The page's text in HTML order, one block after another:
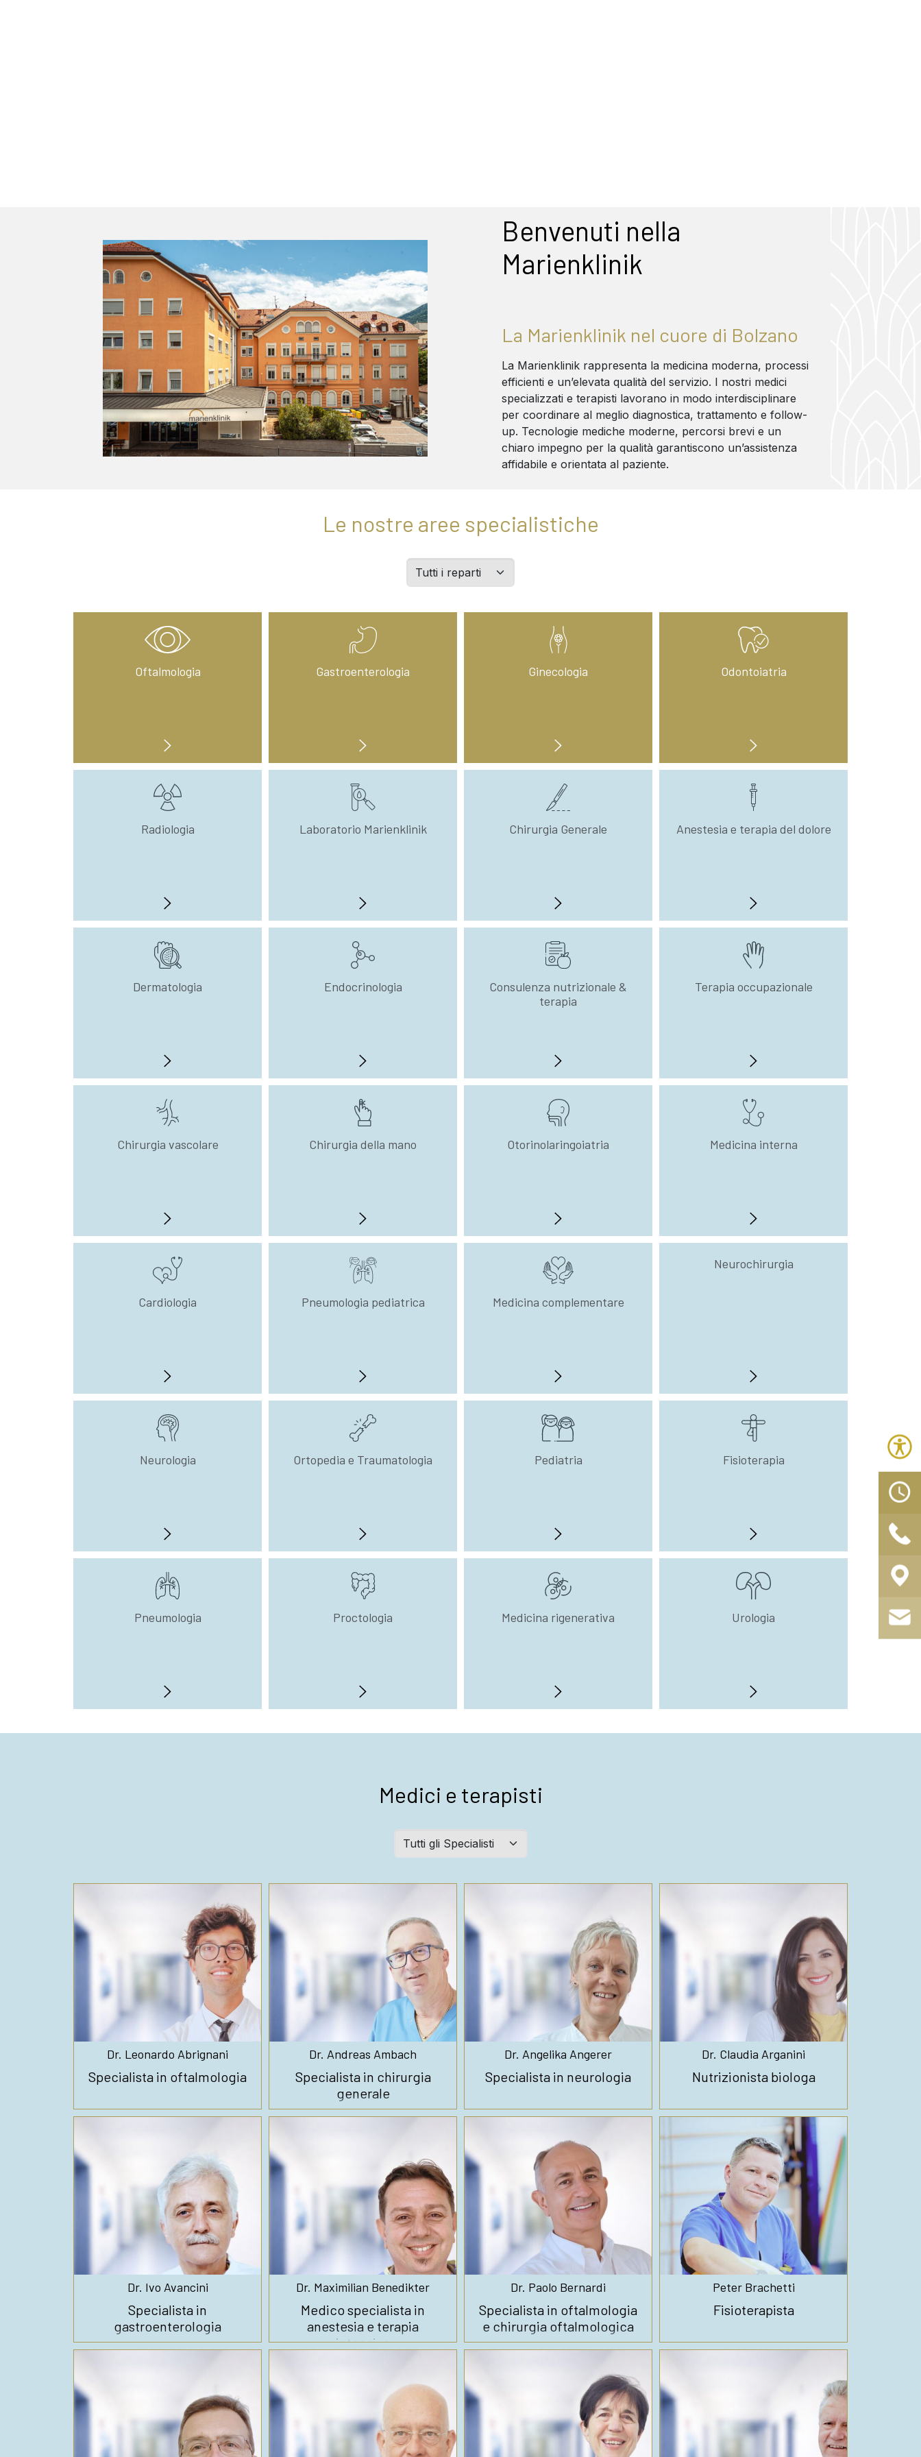
Benvenuti nella
Marienklinik
La Marienklinik nel cuore di Bolzano
La Marienklinik rappresenta la medicina moderna, processi
efficienti e un’elevata qualità del servizio. I nostri medici
specializzati e terapisti lavorano in modo interdisciplinare
per coordinare al meglio diagnostica, trattamento e follow-
up. Tecnologie mediche moderne, percorsi brevi e un
chiaro impegno per la qualità garantiscono un’assistenza
affidabile e orientata al paziente.
Le nostre aree specialistiche
Filtern
Sie
nach
Oftalmologia Gastroenterologia Ginecologia Odontoiatria
Radiologia Laboratorio Marienklinik Chirurgia Generale Anestesia e terapia del dolore
Dermatologia Endocrinologia
Consulenza nutrizionale &
terapia
Terapia occupazionale
Chirurgia vascolare Chirurgia della mano Otorinolaringoiatria Medicina interna
Cardiologia Pneumologia pediatrica Medicina complementare
Neurochirurgia
Neurologia Ortopedia e Traumatologia Pediatria Fisioterapia
Pneumologia Proctologia Medicina rigenerativa Urologia
Medici e terapisti
Abteilungen
Dr. Leonardo Abrignani
Specialista in oftalmologia
Dr. Andreas Ambach
Specialista in chirurgia
generale
Dr. Angelika Angerer
Specialista in neurologia
Dr. Claudia Arganini
Nutrizionista biologa
Dr. Ivo Avancini
Specialista in
gastroenterologia
Dr. Maximilian Benedikter
Medico specialista in
anestesia e terapia
intensiva
Dr. Paolo Bernardi
Specialista in oftalmologia
e chirurgia oftalmologica
Peter Brachetti
Fisioterapista